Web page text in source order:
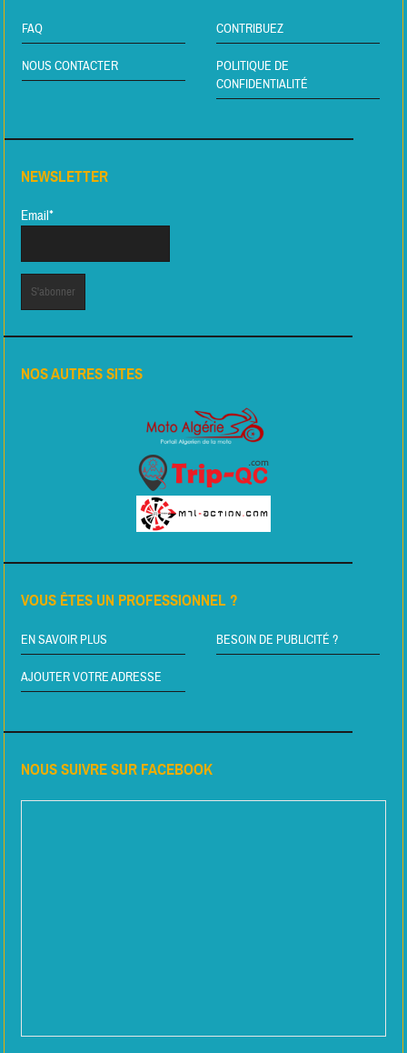
FAQ CONTRIBUEZ
NOUS CONTACTER
POLITIQUE DE
CONFIDENTIALITÉ
NEWSLETTER
Email*
NOS AUTRES SITES
VOUS ÊTES UN PROFESSIONNEL ?
EN SAVOIR PLUS BESOIN DE PUBLICITÉ ?
AJOUTER VOTRE ADRESSE
NOUS SUIVRE SUR FACEBOOK